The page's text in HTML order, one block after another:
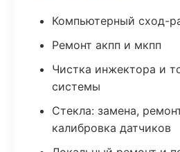
Компьютерный сход-
Ремонт акпп и мкпп
Чистка инжектора и
системы
Стекла: замена,
калибровка датчиков